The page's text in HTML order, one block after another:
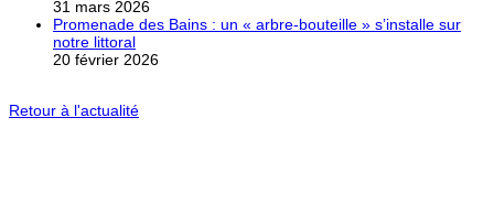
31 mars 2026
Promenade des Bains : un « arbre-bouteille » s’installe sur
notre littoral
20 février 2026
Retour à l'actualité